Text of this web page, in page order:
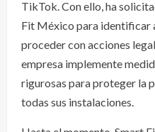
TikTok. Con ello, ha
Fit México para identificar
proceder con acciones
empresa implemente
rigurosas para proteger la
todas sus instalaciones.